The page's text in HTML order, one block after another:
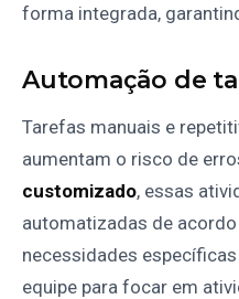
forma integrada,
Automação de
Tarefas manuais e
aumentam o risco de
customizado, essas
automatizadas de
necessidades
equipe para focar em